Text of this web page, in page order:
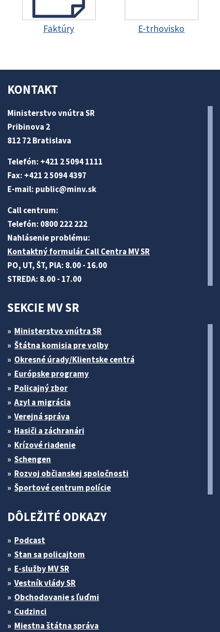
Faktúry E-trhovisko
KONTAKT
Ministerstvo vnútra SR
Pribinova 2
812 72 Bratislava
Telefón: +421 2 5094 1111
Fax: +421 2 5094 4397
E-mail: public@minv.sk
Call centrum:
Telefón: 0800 222 222
Nahlásenie problému:
Kontaktný formulár Call Centra MV SR
PO, UT, ŠT, PIA: 8.00 - 16.00
STREDA: 8.00 - 17.00
SEKCIE MV SR
Ministerstvo vnútra SR
Štátna komisia pre volby
Okresné úrady/Klientske centrá
Európske programy
Policajný zbor
Azyl a migrácia
Verejná správa
Hasiči a záchranári
Krízové riadenie
Schengen
Rozvoj občianskej spoločnosti
Športové centrum polície
DÔLEŽITÉ ODKAZY
Podcast
Stan sa policajtom
E-služby MV SR
Vestník vlády SR
Obchodovanie s ľuďmi
Cudzinci
Miestna štátna správa